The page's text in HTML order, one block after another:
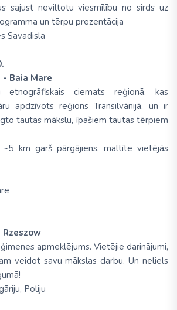
sajust neviltotu viesmīlību no sirds uz
un tērpu prezentācija
Savadisla
Baia Mare
etnogrāfiskais ciemats reģionā, kas
apdzīvots reģions Transilvānijā, un ir
tautas mākslu, īpašiem tautas tērpiem
~5 km garš pārgājiens, maltīte vietējās
Rzeszow
apmeklējums. Vietējie darinājumi,
veidot savu mākslas darbu. Un neliels
Poliju